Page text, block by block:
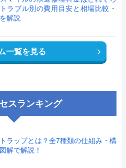
ラブル別の費用目安と相場比較・
解説
一覧を見る
スランキング
ラップとは？全7種類の仕組み・構
解で解説！